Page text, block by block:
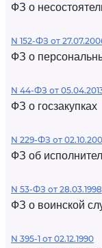
ФЗ о
N 152-ФЗ от
ФЗ о
N 44-ФЗ от
ФЗ о госзакупках
N 229-ФЗ от
ФЗ об
N 53-ФЗ от 28.03.1998
ФЗ о воинской
N 395-1 от 02.12.1990